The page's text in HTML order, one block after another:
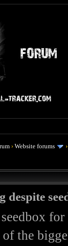
›Website forums
despite
the